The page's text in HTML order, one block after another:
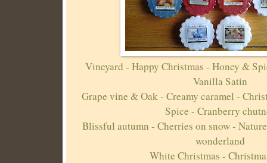
Vineyard - Happy Christmas - Honey &
Vanilla Satin
Grape vine & Oak - Creamy caramel -
Spice - Cranberry
Blissful autumn - Cherries on snow -
wonderland
White Christmas -